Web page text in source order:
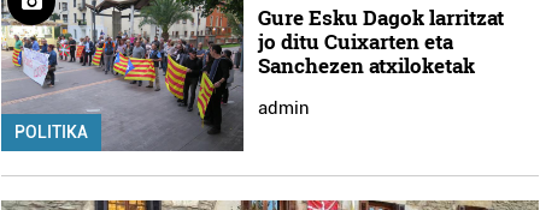
POLITIKA
Gure Esku Dagok larritzat
jo ditu Cuixarten eta
Sanchezen atxiloketak
admin